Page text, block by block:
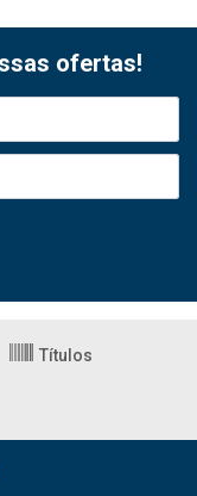
ofertas!
Títulos